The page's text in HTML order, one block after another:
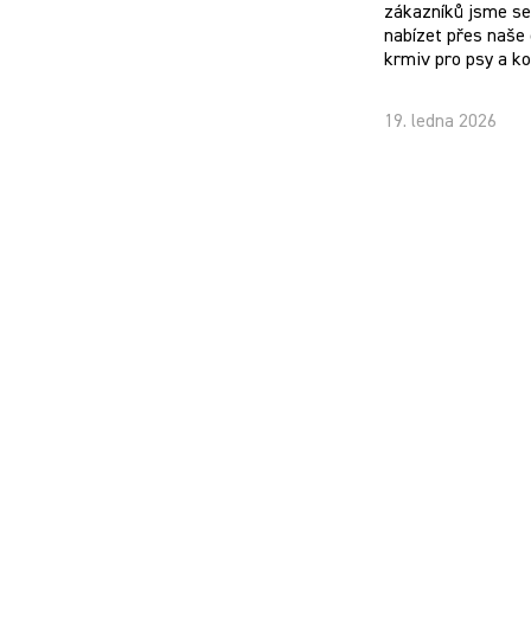
zákazníků jsme
nabízet přes
krmiv pro psy a
19. ledna 2026